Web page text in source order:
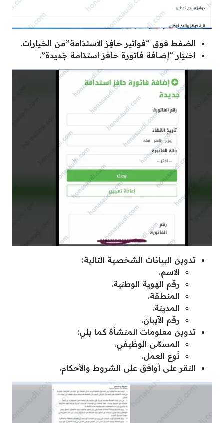
الضغط فوق “فواتير حافِز الاستدَامة”من الخيارات.
اختيَار “إضافة فاتورة حافز استدَامة جَديدة”.
تدوين البيانات الشخصية التالية:
الاسم.
رقم الهوية الوطنية.
المنطقة.
المدينة.
رقم الآيبان.
تدوين معلومات المنشأة كما يلي:
المسمّى الوظيفي.
نَوع العمل.
النقر على أوافق على الشروط والأحكام.